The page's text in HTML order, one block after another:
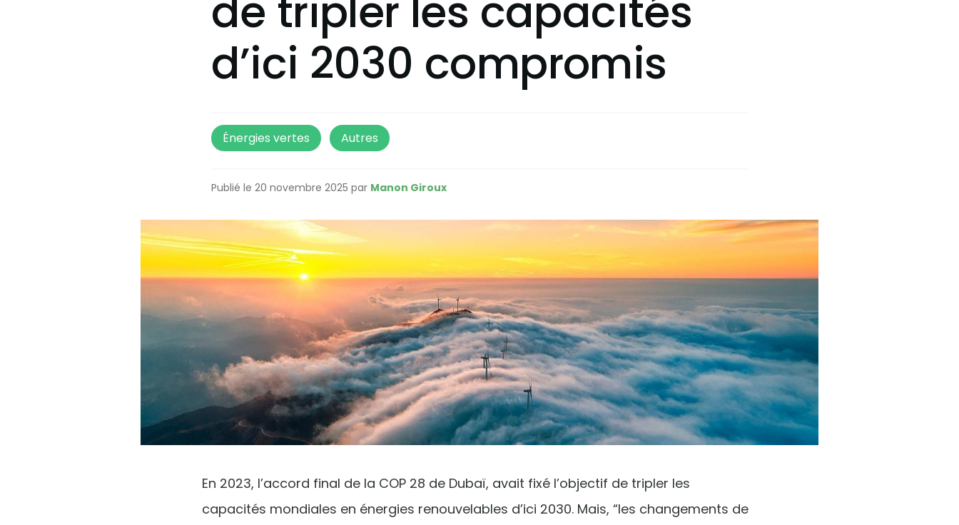
de tripler les capacités
d’ici 2030 compromis
Énergies vertes Autres
Publié le 20 novembre 2025 par Manon Giroux
En 2023, l’accord final de la COP 28 de Dubaï, avait fixé l’objectif de tripler les
capacités mondiales en énergies renouvelables d’ici 2030. Mais, “les changements de